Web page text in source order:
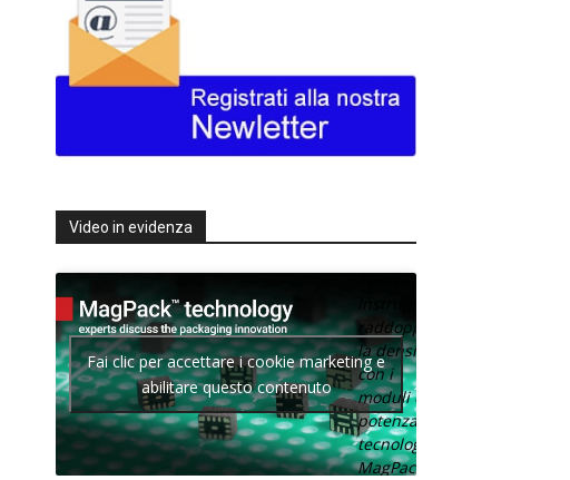
Video in evidenza
Texas
raddoppia
la densità
con i
moduli di
potenza con
tecnologia
MagPack.
Fai clic per accettare i cookie marketing e
abilitare questo contenuto